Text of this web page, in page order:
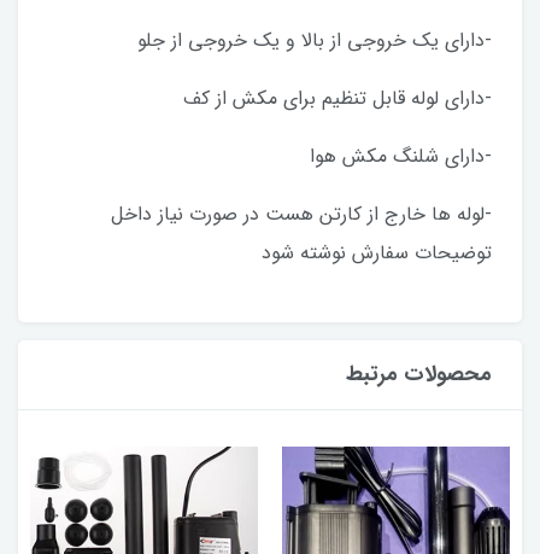
-دارای یک خروجی از بالا و یک خروجی از جلو
-دارای لوله قابل تنظیم برای مکش از کف
-دارای شلنگ مکش هوا
-لوله ها خارج از کارتن هست در صورت نیاز داخل
توضیحات سفارش نوشته شود
محصولات مرتبط